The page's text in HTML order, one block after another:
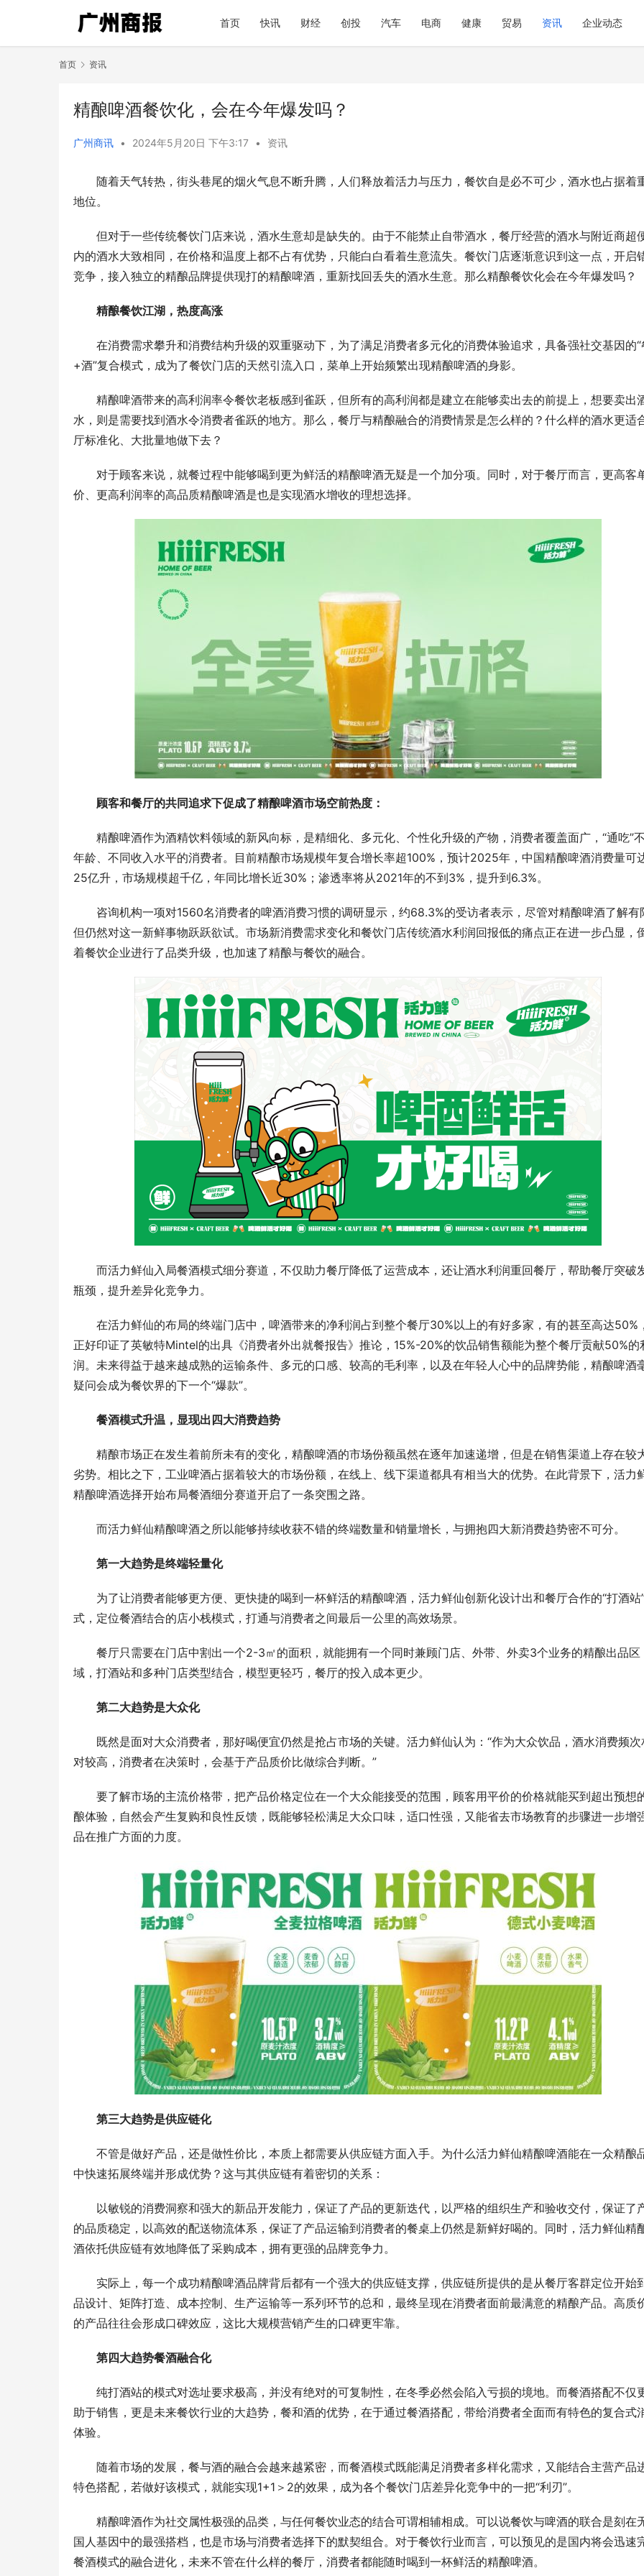
首页 快讯 财经 创投 汽车 电商 健康 贸易 资讯 企业动态
首页 资讯
精酿啤酒餐饮化，会在今年爆发吗？
广州商讯 • 2024年5月20日 下午3:17 • 资讯
随着天气转热，街头巷尾的烟火气息不断升腾，人们释放着活力与压力，餐饮自是必不可少，酒水也占据着
地位。
但对于一些传统餐饮门店来说，酒水生意却是缺失的。由于不能禁止自带酒水，餐厅经营的酒水与附近商超
内的酒水大致相同，在价格和温度上都不占有优势，只能白白看着生意流失。餐饮门店逐渐意识到这一点，开启
竞争，接入独立的精酿品牌提供现打的精酿啤酒，重新找回丢失的酒水生意。那么精酿餐饮化会在今年爆发吗？
精酿餐饮江湖，热度高涨
在消费需求攀升和消费结构升级的双重驱动下，为了满足消费者多元化的消费体验追求，具备强社交基因的“
+酒”复合模式，成为了餐饮门店的天然引流入口，菜单上开始频繁出现精酿啤酒的身影。
精酿啤酒带来的高利润率令餐饮老板感到雀跃，但所有的高利润都是建立在能够卖出去的前提上，想要卖出
水，则是需要找到酒水令消费者雀跃的地方。那么，餐厅与精酿融合的消费情景是怎么样的？什么样的酒水更适
厅标准化、大批量地做下去？
对于顾客来说，就餐过程中能够喝到更为鲜活的精酿啤酒无疑是一个加分项。同时，对于餐厅而言，更高客
价、更高利润率的高品质精酿啤酒是也是实现酒水增收的理想选择。
顾客和餐厅的共同追求下促成了精酿啤酒市场空前热度：
精酿啤酒作为酒精饮料领域的新风向标，是精细化、多元化、个性化升级的产物，消费者覆盖面广，“通吃”
年龄、不同收入水平的消费者。目前精酿市场规模年复合增长率超100%，预计2025年，中国精酿啤酒消费量可
25亿升，市场规模超千亿，年同比增长近30%；渗透率将从2021年的不到3%，提升到6.3%。
咨询机构一项对1560名消费者的啤酒消费习惯的调研显示，约68.3%的受访者表示，尽管对精酿啤酒了解有
但仍然对这一新鲜事物跃跃欲试。市场新消费需求变化和餐饮门店传统酒水利润回报低的痛点正在进一步凸显，
着餐饮企业进行了品类升级，也加速了精酿与餐饮的融合。
而活力鲜仙入局餐酒模式细分赛道，不仅助力餐厅降低了运营成本，还让酒水利润重回餐厅，帮助餐厅突破
瓶颈，提升差异化竞争力。
在活力鲜仙的布局的终端门店中，啤酒带来的净利润占到整个餐厅30%以上的有好多家，有的甚至高达50%
正好印证了英敏特Mintel的出具《消费者外出就餐报告》推论，15%-20%的饮品销售额能为整个餐厅贡献50%的
润。未来得益于越来越成熟的运输条件、多元的口感、较高的毛利率，以及在年轻人心中的品牌势能，精酿啤酒
疑问会成为餐饮界的下一个“爆款”。
餐酒模式升温 ， 显现出四大消费趋势
精酿市场正在发生着前所未有的变化，精酿啤酒的市场份额虽然在逐年加速递增，但是在销售渠道上存在较
劣势。相比之下，工业啤酒占据着较大的市场份额，在线上、线下渠道都具有相当大的优势。在此背景下，活力
精酿啤酒选择开始布局餐酒细分赛道开启了一条突围之路。
而活力鲜仙精酿啤酒之所以能够持续收获不错的终端数量和销量增长，与拥抱四大新消费趋势密不可分。
第一大趋势是终端轻量化
为了让消费者能够更方便、更快捷的喝到一杯鲜活的精酿啤酒，活力鲜仙创新化设计出和餐厅合作的“打酒站
式，定位餐酒结合的店小栈模式，打通与消费者之间最后一公里的高效场景。
餐厅只需要在门店中割出一个2-3㎡的面积，就能拥有一个同时兼顾门店、外带、外卖3个业务的精酿出品区
域，打酒站和多种门店类型结合，模型更轻巧，餐厅的投入成本更少。
第二大趋势是大众化
既然是面对大众消费者，那好喝便宜仍然是抢占市场的关键。活力鲜仙认为：“作为大众饮品，酒水消费频次
对较高，消费者在决策时，会基于产品质价比做综合判断。”
要了解市场的主流价格带，把产品价格定位在一个大众能接受的范围，顾客用平价的价格就能买到超出预想
酿体验，自然会产生复购和良性反馈，既能够轻松满足大众口味，适口性强，又能省去市场教育的步骤进一步增
品在推广方面的力度。
第三大趋势是供应链化
不管是做好产品，还是做性价比，本质上都需要从供应链方面入手。为什么活力鲜仙精酿啤酒能在一众精酿
中快速拓展终端并形成优势？这与其供应链有着密切的关系：
以敏锐的消费洞察和强大的新品开发能力，保证了产品的更新迭代，以严格的组织生产和验收交付，保证了
的品质稳定，以高效的配送物流体系，保证了产品运输到消费者的餐桌上仍然是新鲜好喝的。同时，活力鲜仙精
酒依托供应链有效地降低了采购成本，拥有更强的品牌竞争力。
实际上，每一个成功精酿啤酒品牌背后都有一个强大的供应链支撑，供应链所提供的是从餐厅客群定位开始
品设计、矩阵打造、成本控制、生产运输等一系列环节的总和，最终呈现在消费者面前最满意的精酿产品。高质
的产品往往会形成口碑效应，这比大规模营销产生的口碑更牢靠。
第四大趋势餐酒融合化
纯打酒站的模式对选址要求极高，并没有绝对的可复制性，在冬季必然会陷入亏损的境地。而餐酒搭配不仅
助于销售，更是未来餐饮行业的大趋势，餐和酒的优势，在于通过餐酒搭配，带给消费者全面而有特色的复合式
体验。
随着市场的发展，餐与酒的融合会越来越紧密，而餐酒模式既能满足消费者多样化需求，又能结合主营产品
特色搭配，若做好该模式，就能实现1+1＞2的效果，成为各个餐饮门店差异化竞争中的一把“利刃”。
精酿啤酒作为社交属性极强的品类，与任何餐饮业态的结合可谓相辅相成。可以说餐饮与啤酒的联合是刻在
国人基因中的最强搭档，也是市场与消费者选择下的默契组合。对于餐饮行业而言，可以预见的是国内将会迅速
餐酒模式的融合进化，未来不管在什么样的餐厅，消费者都能随时喝到一杯鲜活的精酿啤酒。